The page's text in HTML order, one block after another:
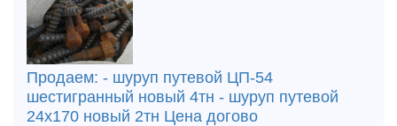
Продаем: - шуруп путевой ЦП-54
шестигранный новый 4тн - шуруп путевой
24х170 новый 2тн Цена догово